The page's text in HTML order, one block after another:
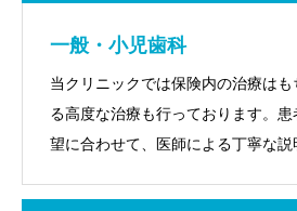
一般・小児歯科
当クリニックでは保険内の治療はも
る高度な治療も行っております。
望に合わせて、医師による丁寧な説